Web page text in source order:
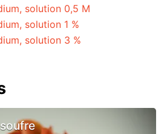
solution 0,5 M
solution 1 %
solution 3 %